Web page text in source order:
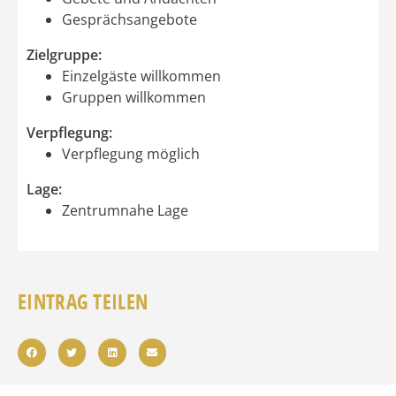
Gesprächsangebote
Zielgruppe:
Einzelgäste willkommen
Gruppen willkommen
Verpflegung:
Verpflegung möglich
Lage:
Zentrumnahe Lage
EINTRAG TEILEN